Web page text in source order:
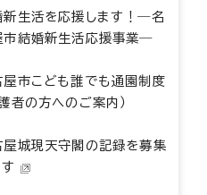
新生活を応援します！―名
市結婚新生活応援事業―
屋市こども誰でも通園制度
護者の方へのご案内）
屋城現天守閣の記録を募集